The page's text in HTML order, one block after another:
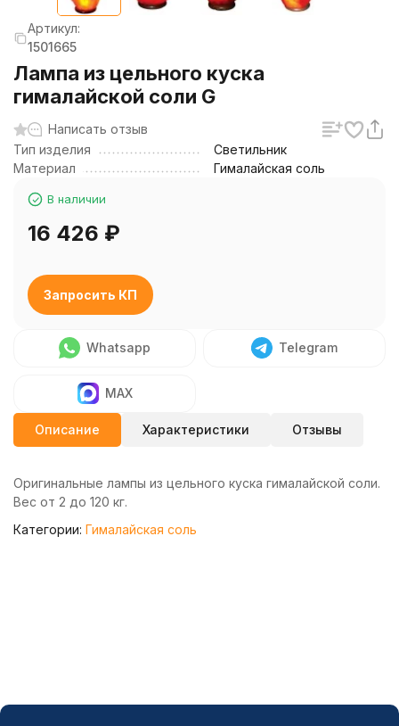
Артикул:
1501665
Лампа из цельного куска
гималайской соли G
Написать отзыв
Тип изделия
Светильник
Материал
Гималайская соль
В наличии
16 426 ₽
Запросить КП
Whatsapp Telegram
MAX
Описание Характеристики Отзывы
Оригинальные лампы из цельного куска гималайской соли.
Вес от 2 до 120 кг.
Категории: Гималайская соль